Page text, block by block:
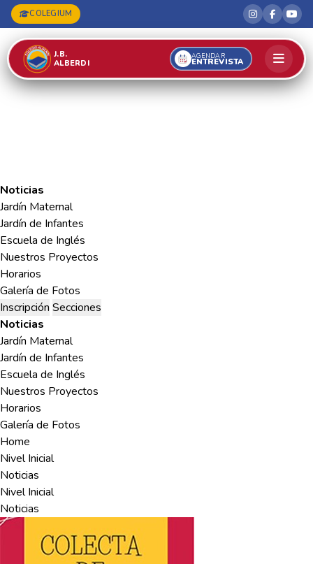
COLEGIUM
J.B.
ALBERDI
AGENDAR
ENTREVISTA
Noticias
Jardín Maternal
Jardín de Infantes
Escuela de Inglés
Nuestros Proyectos
Horarios
Galería de Fotos
Inscripción Secciones
Noticias
Jardín Maternal
Jardín de Infantes
Escuela de Inglés
Nuestros Proyectos
Horarios
Galería de Fotos
Home
Nivel Inicial
Noticias
Nivel Inicial
Noticias